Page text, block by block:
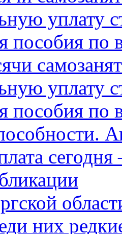
уплату
пособия по
уплату
пособия по
них